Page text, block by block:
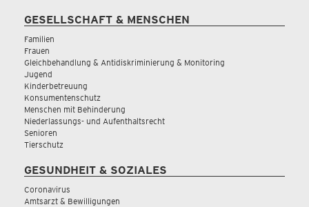
GESELLSCHAFT & MENSCHEN
Familien
Frauen
Gleichbehandlung & Antidiskriminierung & Monitoring
Jugend
Kinderbetreuung
Konsumentenschutz
Menschen mit Behinderung
Niederlassungs- und Aufenthaltsrecht
Senioren
Tierschutz
GESUNDHEIT & SOZIALES
Coronavirus
Amtsarzt & Bewilligungen